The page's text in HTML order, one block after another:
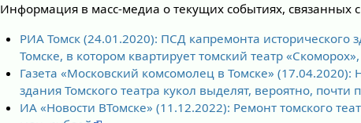
Информация в масс-медиа о текущих событиях, связанных
РИА Томск (24.01.2020): ПСД капремонта
Томске, в котором квартирует томский театр
Газета «Московский комсомолец в Томске»
здания Томского театра кукол выделят, вероятно,
ИА «Новости ВТомске» (11.12.2022): Ремонт томского